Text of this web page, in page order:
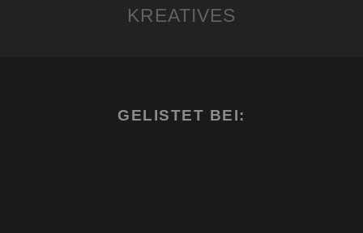
KREATIVES
GELISTET BEI: